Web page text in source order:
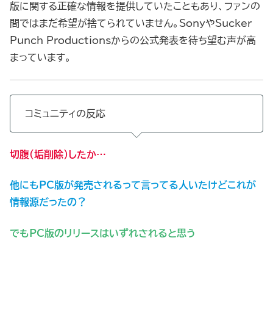
版に関する正確な情報を提供していたこともあり、ファンの
間ではまだ希望が捨てられていません。SonyやSucker
Punch Productionsからの公式発表を待ち望む声が高
まっています。
コミュニティの反応
切腹（垢削除）したか…
他にもPC版が発売されるって言ってる人いたけどこれが
情報源だったの？
でもPC版のリリースはいずれされると思う